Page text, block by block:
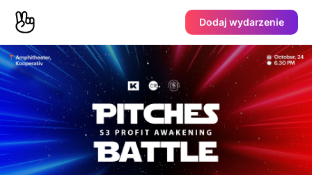
Dodaj wydarzenie